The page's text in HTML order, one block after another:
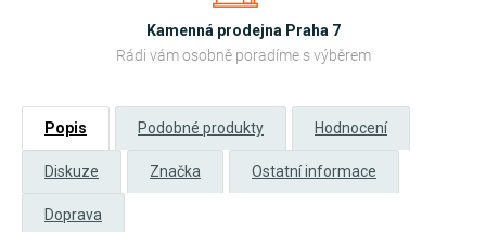
Kamenná prodejna Praha 7
Rádi vám osobně poradíme s výběrem
Popis Podobné produkty Hodnocení
Diskuze Značka Ostatní informace
Doprava